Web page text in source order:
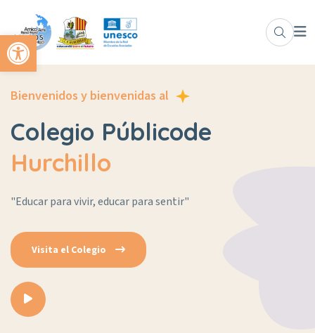
Abrir barra de herramientas
Bienvenidos y bienvenidas al
Colegio Públicode
Hurchillo
"Educar para vivir, educar para sentir"
Visita el Colegio